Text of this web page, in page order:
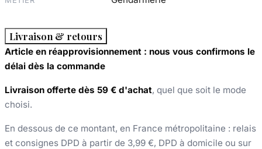
Livraison & retours
Article en réapprovisionnement : nous vous confirmons le
délai dès la commande
Livraison offerte dès 59 € d'achat, quel que soit le mode
choisi.
En dessous de ce montant, en France métropolitaine : relais
et consignes DPD à partir de 3,99 €, DPD à domicile ou sur